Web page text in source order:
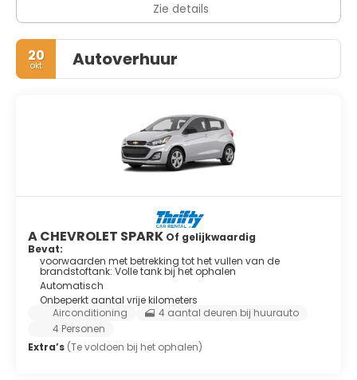
Zie details
20
okt Autoverhuur
A CHEVROLET SPARK Of gelijkwaardig
Bevat:
voorwaarden met betrekking tot het vullen van de
brandstoftank: Volle tank bij het ophalen
Automatisch
Onbeperkt aantal vrije kilometers
Airconditioning
4 aantal deuren bij huurauto
4 Personen
Extra’s (Te voldoen bij het ophalen)